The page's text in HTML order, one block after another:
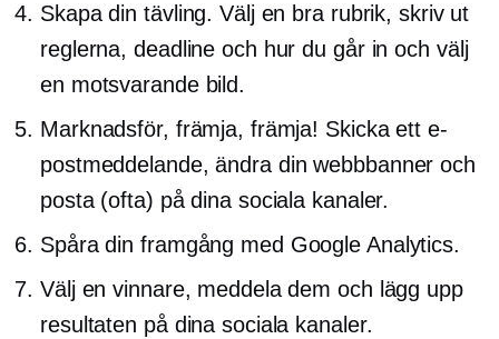
Skapa din tävling. Välj en bra rubrik, skriv ut
reglerna, deadline och hur du går in och välj
en motsvarande bild.
Marknadsför, främja, främja! Skicka ett e-
postmeddelande, ändra din webbbanner och
posta (ofta) på dina sociala kanaler.
Spåra din framgång med Google Analytics.
Välj en vinnare, meddela dem och lägg upp
resultaten på dina sociala kanaler.